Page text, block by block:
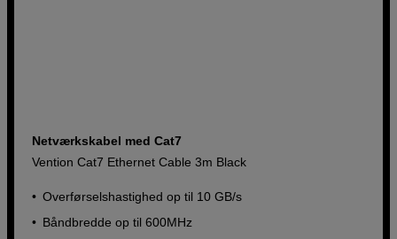
Netværkskabel med Cat7
Vention Cat7 Ethernet Cable 3m Black
Overførselshastighed op til 10 GB/s
Båndbredde op til 600MHz